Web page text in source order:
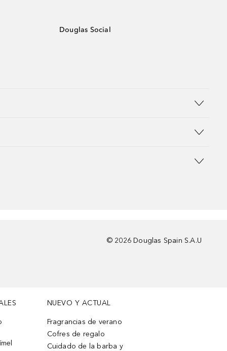
Douglas Social
© 2026 Douglas Spain S.A.U
NUEVO Y ACTUAL
Fragrancias de verano
Cofres de regalo
Cuidado de la barba y